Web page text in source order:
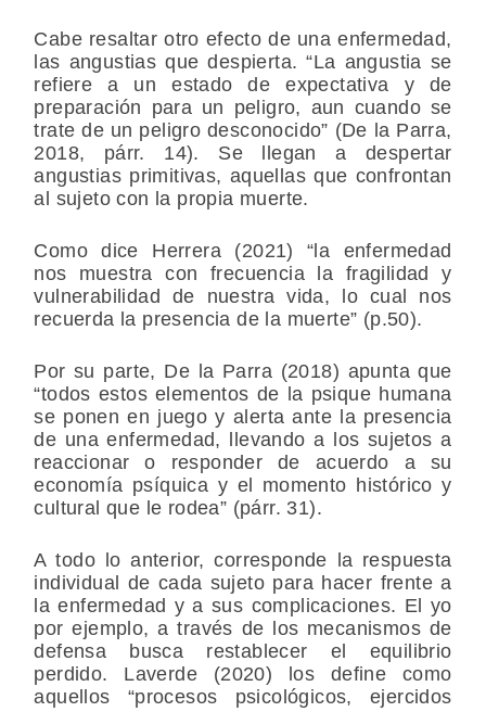
Cabe resaltar otro efecto de una enfermedad,
las angustias que despierta. “La angustia se
refiere a un estado de expectativa y de
preparación para un peligro, aun cuando se
trate de un peligro desconocido” (De la Parra,
2018, párr. 14). Se llegan a despertar
angustias primitivas, aquellas que confrontan
al sujeto con la propia muerte.
Como dice Herrera (2021) “la enfermedad
nos muestra con frecuencia la fragilidad y
vulnerabilidad de nuestra vida, lo cual nos
recuerda la presencia de la muerte” (p.50).
Por su parte, De la Parra (2018) apunta que
“todos estos elementos de la psique humana
se ponen en juego y alerta ante la presencia
de una enfermedad, llevando a los sujetos a
reaccionar o responder de acuerdo a su
economía psíquica y el momento histórico y
cultural que le rodea” (párr. 31).
A todo lo anterior, corresponde la respuesta
individual de cada sujeto para hacer frente a
la enfermedad y a sus complicaciones. El yo
por ejemplo, a través de los mecanismos de
defensa busca restablecer el equilibrio
perdido. Laverde (2020) los define como
aquellos “procesos psicológicos, ejercidos